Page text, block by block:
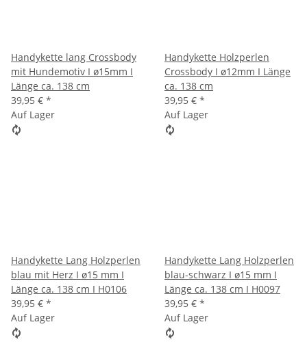
Handykette lang Crossbody
mit Hundemotiv I ø15mm I
Länge ca. 138 cm
39,95 € *
Handykette Holzperlen
Crossbody I ø12mm I Länge
ca. 138 cm
39,95 € *
Auf Lager
Handykette Lang Holzperlen
blau mit Herz I ø15 mm I
Länge ca. 138 cm I H0106
39,95 € *
Auf Lager
Handykette Lang Holzperlen
blau-schwarz I ø15 mm I
Länge ca. 138 cm I H0097
39,95 € *
Auf Lager
Auf Lager